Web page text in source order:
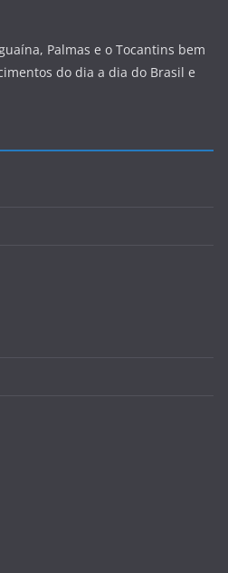
Palmas e o Tocantins bem
do dia a dia do Brasil e